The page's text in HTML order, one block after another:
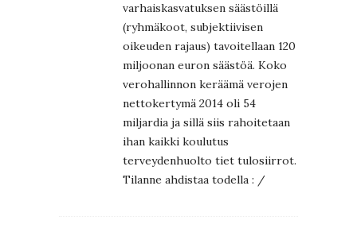
varhaiskasvatuksen säästöillä
(ryhmäkoot, subjektiivisen
oikeuden rajaus) tavoitellaan 120
miljoonan euron säästöä. Koko
verohallinnon keräämä verojen
nettokertymä 2014 oli 54
miljardia ja sillä siis rahoitetaan
ihan kaikki koulutus
terveydenhuolto tiet tulosiirrot.
Tilanne ahdistaa todella : /